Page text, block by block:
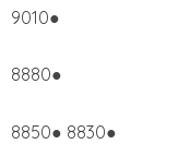
9010●
8880●
8850● 8830●